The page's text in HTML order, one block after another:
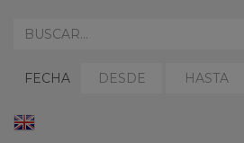
REALIZA
AQUÍ
BÚSQUEDA:
FECHA
SELECCIONAR
FECHA
SELECCIONAR
FECHA
ENGLISH